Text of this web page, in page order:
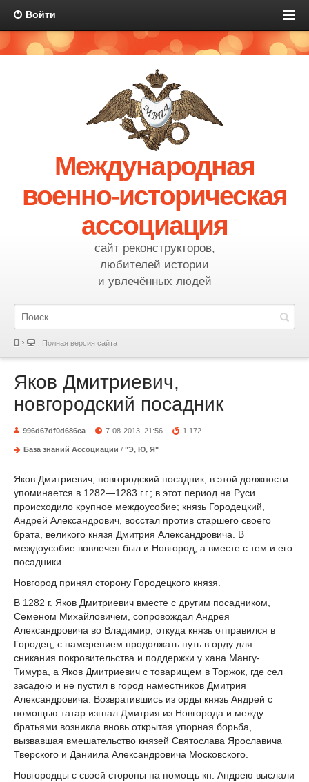
Войти
Международная
военно-историческая
ассоциация
сайт реконструкторов,
любителей истории
и увлечённых людей
Полная версия сайта
Яков Дмитриевич,
новгородский посадник
996d67df0d686ca 7-08-2013, 21:56 1 172
База знаний Ассоциации / "Э, Ю, Я"
Яков Дмитриевич, новгородский посадник; в этой должности
упоминается в 1282—1283 г.г.; в этот период на Руси
происходило крупное междоусобие; князь Городецкий,
Андрей Александрович, восстал против старшего своего
брата, великого князя Дмитрия Александровича. В
междоусобие вовлечен был и Новгород, а вместе с тем и его
посадники.
Новгород принял сторону Городецкого князя.
В 1282 г. Яков Дмитриевич вместе с другим посадником,
Семеном Михайловичем, сопровождал Андрея
Александровича во Владимир, откуда князь отправился в
Городец, с намерением продолжать путь в орду для
сникания покровительства и поддержки у хана Мангу-
Тимура, а Яков Дмитриевич с товарищем в Торжок, где сел
засадою и не пустил в город наместников Дмитрия
Александровича. Возвратившись из орды князь Андрей с
помощью татар изгнал Дмитрия из Новгорода и между
братьями возникла вновь открытая упорная борьба,
вызвавшая вмешательство князей Святослава Ярославича
Тверского и Даниила Александровича Московского.
Новгородцы с своей стороны на помощь кн. Андрею выслали